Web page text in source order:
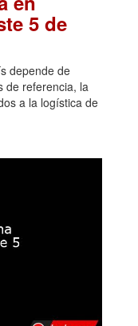
5 de
depende de
de referencia, la
a la logística de